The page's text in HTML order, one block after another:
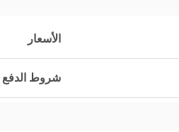
الأسعار
شروط الدفع